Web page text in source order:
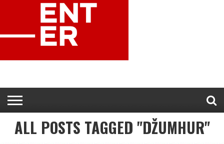
ALL POSTS TAGGED "DŽUMHUR"